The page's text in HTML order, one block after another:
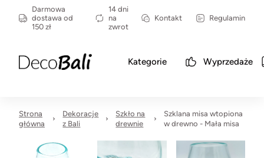
Darmowa
dostawa od
150 zł
14 dni
na
zwrot
Kontakt Regulamin
Kategorie Wyprzedaże
Strona
główna
Dekoracje
z Bali
Szkło na
drewnie
Szklana misa wtopiona
w drewno - Mała misa